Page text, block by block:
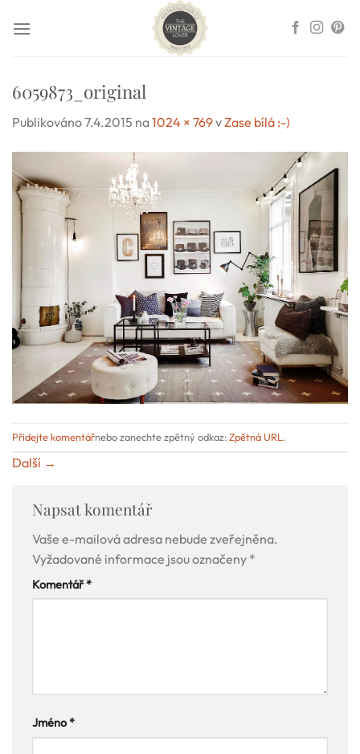
6059873_original
Publikováno7.4.2015 na1024 × 769vZase bílá :-)
Přidejte komentářnebo zanechte zpětný odkaz:Zpětná URL.
Další →
Napsat komentář
Vaše e-mailová adresa nebude zveřejněna.
Vyžadované informace jsou označeny *
Komentář*
Jméno*